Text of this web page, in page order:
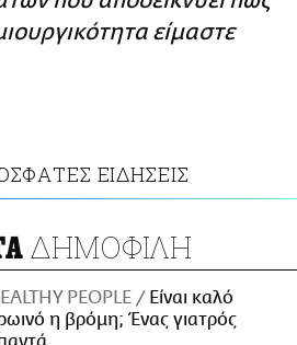
είμαστε
ΕΙΔΗΣΕΙΣ
ΔΗΜΟΦΙΛΗ
PEOPLE
Είναι καλό
η βρόμη; Ένας γιατρός